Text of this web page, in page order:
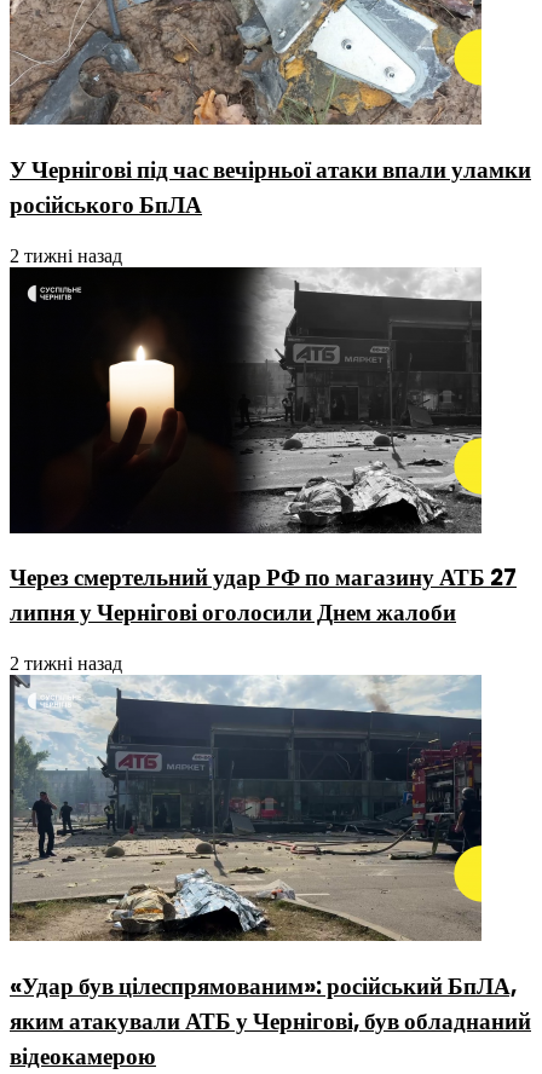
У Чернігові під час вечірньої атаки впали уламки
російського БпЛА
2 тижні назад
Через смертельний удар РФ по магазину АТБ 27
липня у Чернігові оголосили Днем жалоби
2 тижні назад
«Удар був цілеспрямованим»: російський БпЛА,
яким атакували АТБ у Чернігові, був обладнаний
відеокамерою